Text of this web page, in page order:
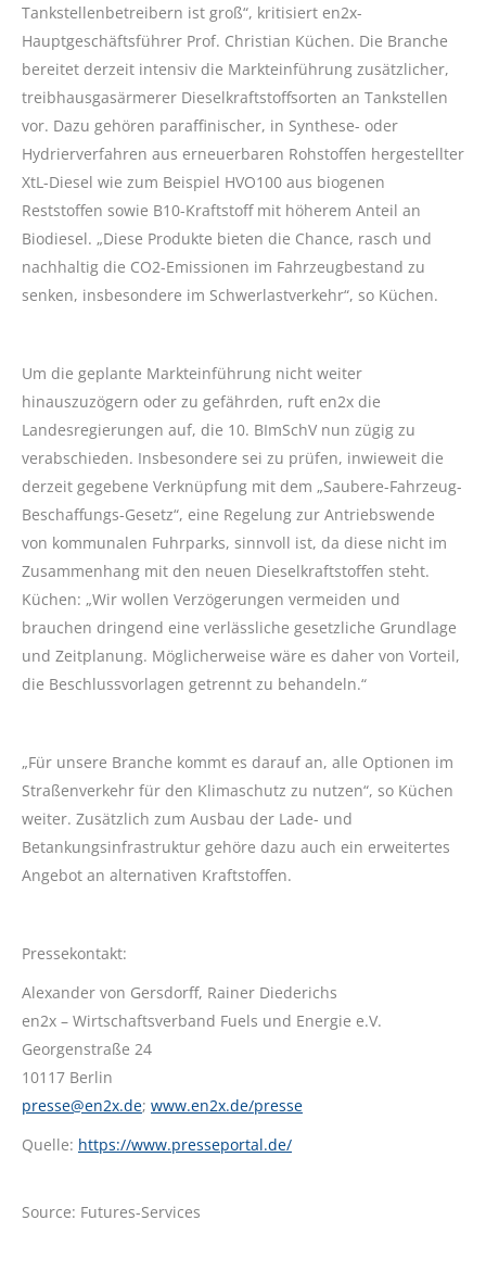
Tankstellenbetreibern ist groß“, kritisiert en2x-
Hauptgeschäftsführer Prof. Christian Küchen. Die Branche
bereitet derzeit intensiv die Markteinführung zusätzlicher,
treibhausgasärmerer Dieselkraftstoffsorten an Tankstellen
vor. Dazu gehören paraffinischer, in Synthese- oder
Hydrierverfahren aus erneuerbaren Rohstoffen hergestellter
XtL-Diesel wie zum Beispiel HVO100 aus biogenen
Reststoffen sowie B10-Kraftstoff mit höherem Anteil an
Biodiesel. „Diese Produkte bieten die Chance, rasch und
nachhaltig die CO2-Emissionen im Fahrzeugbestand zu
senken, insbesondere im Schwerlastverkehr“, so Küchen.
Um die geplante Markteinführung nicht weiter
hinauszuzögern oder zu gefährden, ruft en2x die
Landesregierungen auf, die 10. BImSchV nun zügig zu
verabschieden. Insbesondere sei zu prüfen, inwieweit die
derzeit gegebene Verknüpfung mit dem „Saubere-Fahrzeug-
Beschaffungs-Gesetz“, eine Regelung zur Antriebswende
von kommunalen Fuhrparks, sinnvoll ist, da diese nicht im
Zusammenhang mit den neuen Dieselkraftstoffen steht.
Küchen: „Wir wollen Verzögerungen vermeiden und
brauchen dringend eine verlässliche gesetzliche Grundlage
und Zeitplanung. Möglicherweise wäre es daher von Vorteil,
die Beschlussvorlagen getrennt zu behandeln.“
„Für unsere Branche kommt es darauf an, alle Optionen im
Straßenverkehr für den Klimaschutz zu nutzen“, so Küchen
weiter. Zusätzlich zum Ausbau der Lade- und
Betankungsinfrastruktur gehöre dazu auch ein erweitertes
Angebot an alternativen Kraftstoffen.
Pressekontakt:
Alexander von Gersdorff, Rainer Diederichs
en2x – Wirtschaftsverband Fuels und Energie e.V.
Georgenstraße 24
10117 Berlin
presse@en2x.de; www.en2x.de/presse
Quelle: https://www.presseportal.de/
Source: Futures-Services